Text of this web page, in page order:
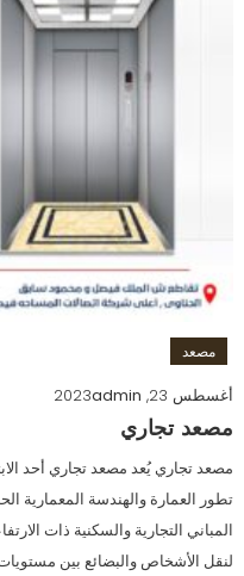
مصعد
أغسطس 23, 2023
admin
مصعد تجاري
مصعد تجاري يُعد مصعد تجاري أحد
تطور العمارة والهندسة المعمارية
المباني التجارية والسكنية ذات
لنقل الأشخاص والبضائع بين